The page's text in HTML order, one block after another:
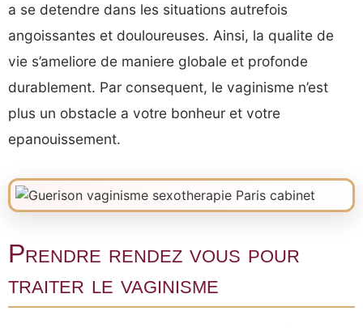
a se detendre dans les situations autrefois
angoissantes et douloureuses. Ainsi, la qualite de
vie s’ameliore de maniere globale et profonde
durablement. Par consequent, le vaginisme n’est
plus un obstacle a votre bonheur et votre
epanouissement.
Prendre rendez vous pour
traiter le vaginisme